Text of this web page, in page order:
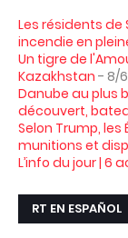
Les résidents de
incendie en
Un tigre de
Kazakhstan - 8/
Danube au plus
découvert,
Selon Trump,
munitions et
L’info du jour | 6
RT EN ESPAÑOL